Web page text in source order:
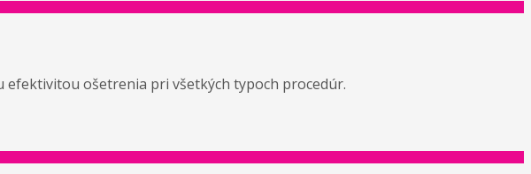
efektivitou ošetrenia pri všetkých typoch procedúr.